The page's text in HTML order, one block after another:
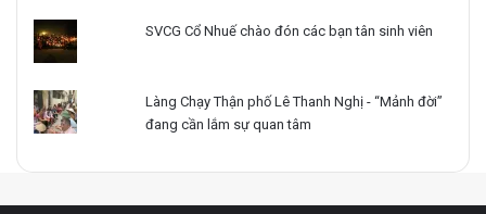
SVCG Cổ Nhuế chào đón các bạn tân sinh viên
Làng Chạy Thận phố Lê Thanh Nghị - “Mảnh đời”
đang cần lắm sự quan tâm